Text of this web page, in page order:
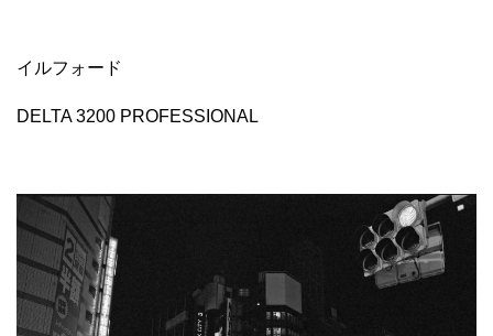
イルフォード
DELTA 3200 PROFESSIONAL